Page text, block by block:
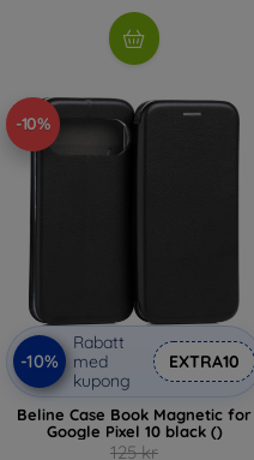
-10%
-10%
Rabatt
med
kupong
EXTRA10
Beline Case Book Magnetic for
Google Pixel 10 black ()
125 kr